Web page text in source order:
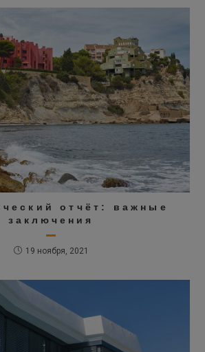
отчёт: важные
заключения
19 ноября, 2021